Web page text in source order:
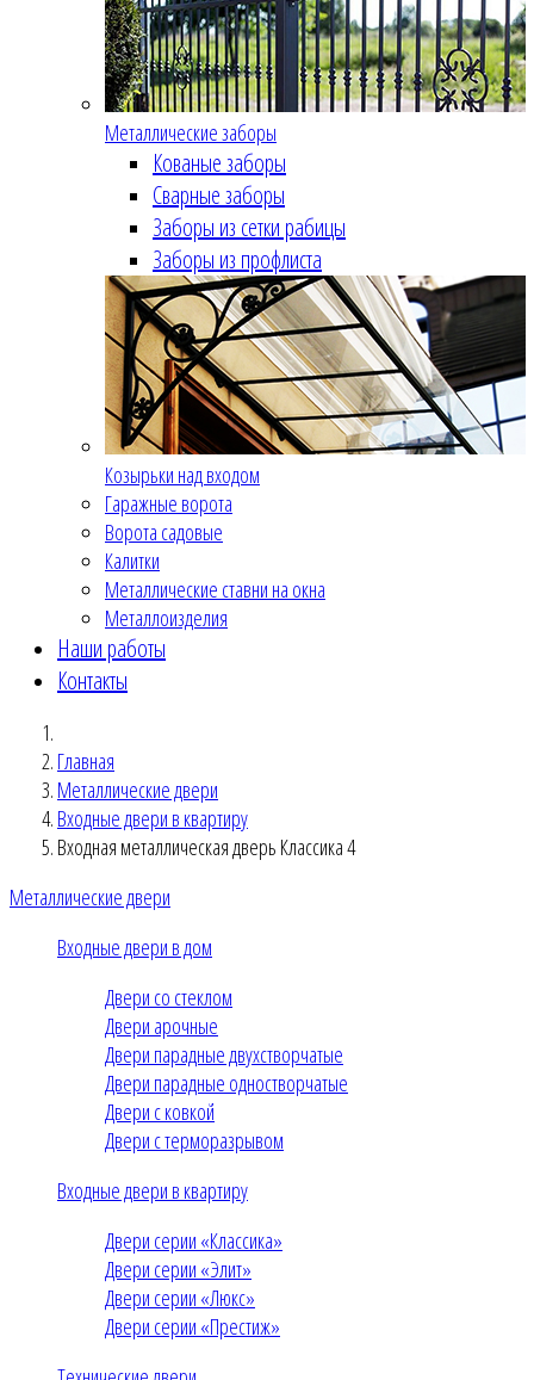
Металлические заборы
Кованые заборы
Сварные заборы
Заборы из сетки рабицы
Заборы из профлиста
Козырьки над входом
Гаражные ворота
Ворота садовые
Калитки
Металлические ставни на окна
Металлоизделия
Наши работы
Контакты
Главная
Металлические двери
Входные двери в квартиру
Входная металлическая дверь Классика 4
Металлические двери
Входные двери в дом
Двери со стеклом
Двери арочные
Двери парадные двухстворчатые
Двери парадные одностворчатые
Двери с ковкой
Двери с терморазрывом
Входные двери в квартиру
Двери серии «Классика»
Двери серии «Элит»
Двери серии «Люкс»
Двери серии «Престиж»